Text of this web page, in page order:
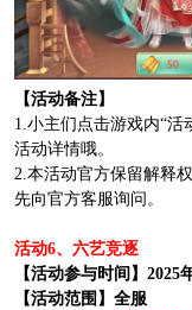
【活动备注】
1.小主们点击游戏内“活
活动详情哦。
2.本活动官方保留解释
先向官方客服询问。
活动6、六艺竞逐
【活动参与时间】2025
【活动范围】全服